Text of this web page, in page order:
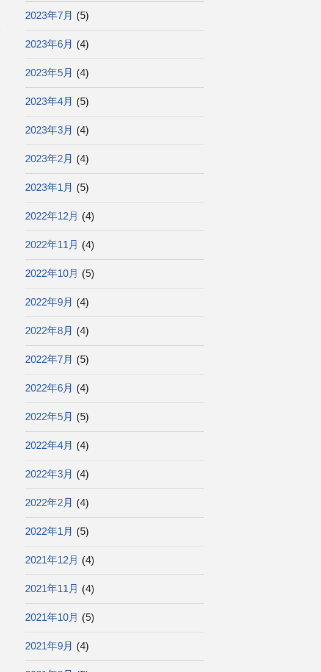
2023年7月 (5)
2023年6月 (4)
2023年5月 (4)
2023年4月 (5)
2023年3月 (4)
2023年2月 (4)
2023年1月 (5)
2022年12月 (4)
2022年11月 (4)
2022年10月 (5)
2022年9月 (4)
2022年8月 (4)
2022年7月 (5)
2022年6月 (4)
2022年5月 (5)
2022年4月 (4)
2022年3月 (4)
2022年2月 (4)
2022年1月 (5)
2021年12月 (4)
2021年11月 (4)
2021年10月 (5)
2021年9月 (4)